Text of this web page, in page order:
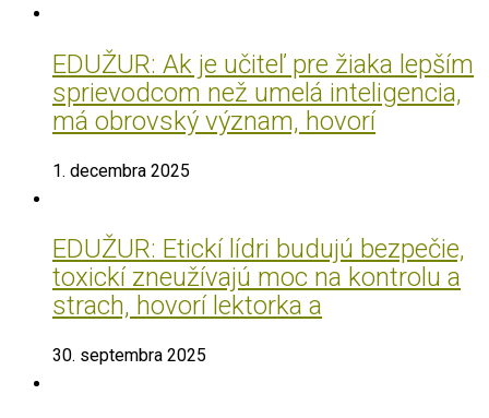
EDUŽUR: Ak je učiteľ pre žiaka lepším
sprievodcom než umelá inteligencia,
má obrovský význam, hovorí
1. decembra 2025
EDUŽUR: Etickí lídri budujú bezpečie,
toxickí zneužívajú moc na kontrolu a
strach, hovorí lektorka a
30. septembra 2025